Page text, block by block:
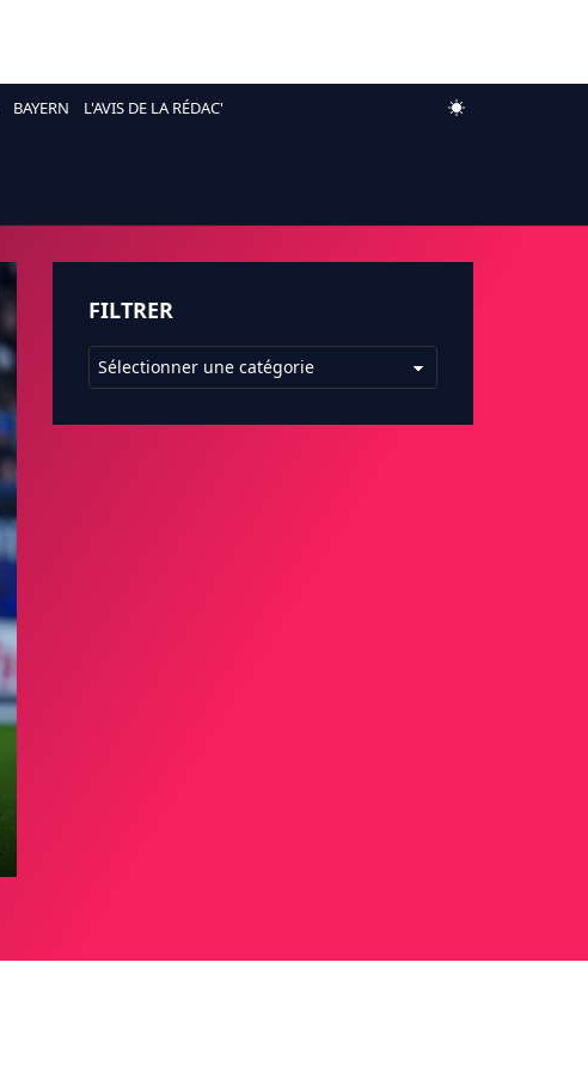
BAYERN L'AVIS DE LA RÉDAC'
FILTRER